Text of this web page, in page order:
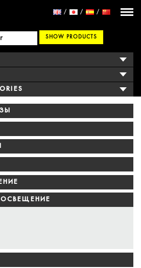
SHOW PRODUCTS